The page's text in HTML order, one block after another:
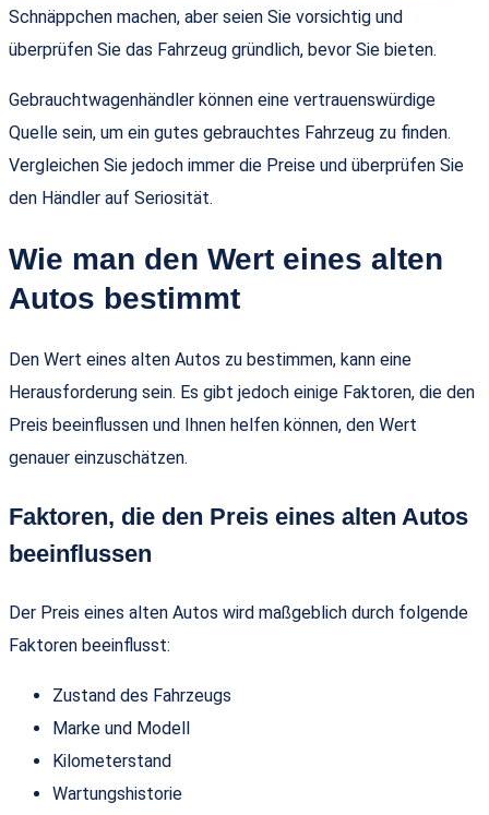
Schnäppchen machen, aber seien Sie vorsichtig und
überprüfen Sie das Fahrzeug gründlich, bevor Sie bieten.
Gebrauchtwagenhändler können eine vertrauenswürdige
Quelle sein, um ein gutes gebrauchtes Fahrzeug zu finden.
Vergleichen Sie jedoch immer die Preise und überprüfen Sie
den Händler auf Seriosität.
Wie man den Wert eines alten
Autos bestimmt
Den Wert eines alten Autos zu bestimmen, kann eine
Herausforderung sein. Es gibt jedoch einige Faktoren, die den
Preis beeinflussen und Ihnen helfen können, den Wert
genauer einzuschätzen.
Faktoren, die den Preis eines alten Autos
beeinflussen
Der Preis eines alten Autos wird maßgeblich durch folgende
Faktoren beeinflusst:
Zustand des Fahrzeugs
Marke und Modell
Kilometerstand
Wartungshistorie